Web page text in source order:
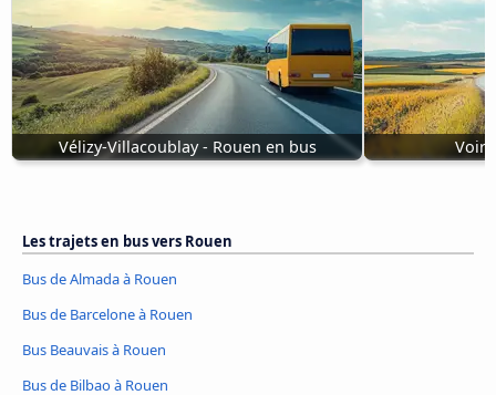
Vélizy-Villacoublay - Rouen en bus
Les trajets en bus vers Rouen
Bus de Almada à Rouen
Bus de Barcelone à Rouen
Bus Beauvais à Rouen
Bus de Bilbao à Rouen